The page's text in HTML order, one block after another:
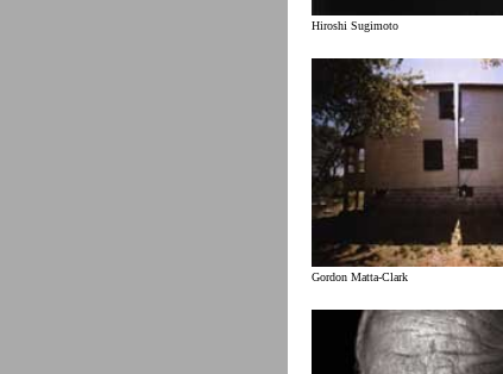
Hiroshi Sugimoto
Gordon Matta-Clark